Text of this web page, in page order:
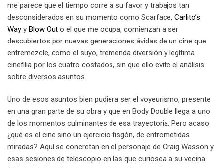
me parece que el tiempo corre a su favor y trabajos tan
desconsiderados en su momento como Scarface, Carlito’s
Way y Blow Out o el que me ocupa, comienzan a ser
descubiertos por nuevas generaciones ávidas de un cine que
entremezcle, como el suyo, tremenda diversión y legítima
cinefilia por los cuatro costados, sin que ello evite el análisis
sobre diversos asuntos.
Uno de esos asuntos bien pudiera ser el voyeurismo, presente
en una gran parte de su obra y que en Body Double llega a uno
de los momentos culminantes de esa trayectoria. Pero acaso
¿qué es el cine sino un ejercicio fisgón, de entrometidas
miradas? Aquí se concretan en el personaje de Craig Wasson y
esas sesiones de telescopio en las que curiosea a su vecina